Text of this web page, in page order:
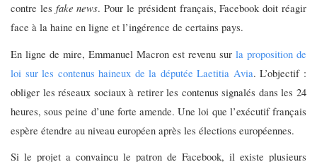
contre les fake news. Pour le président français, Facebook doit réagir
face à la haine en ligne et l’ingérence de certains pays.
En ligne de mire, Emmanuel Macron est revenu sur la proposition de
loi sur les contenus haineux de la députée Laetitia Avia. L’objectif :
obliger les réseaux sociaux à retirer les contenus signalés dans les 24
heures, sous peine d’une forte amende. Une loi que l’exécutif français
espère étendre au niveau européen après les élections européennes.
Si le projet a convaincu le patron de Facebook, il existe plusieurs